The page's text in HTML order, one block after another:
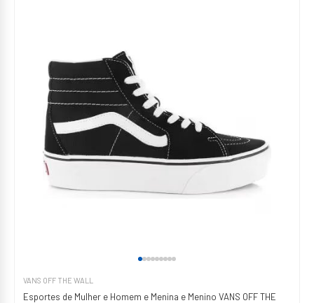
VANS OFF THE WALL
Esportes de Mulher e Homem e Menina e Menino VANS OFF THE